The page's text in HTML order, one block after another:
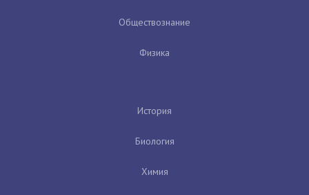
Обществознание
Физика
История
Биология
Химия